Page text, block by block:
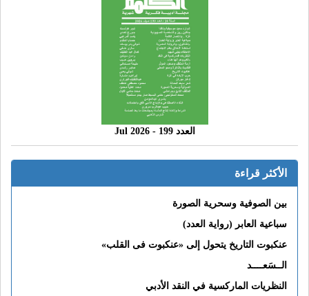
العدد 199 - 2026 Jul
الأكثر قراءة
بين الصوفية وسحرية الصورة
سباعية العابر (رواية العدد)
عنكبوت التاريخ يتحول إلى «عنكبوت فى القلب»
الــسَعــــد
النظريات الماركسية في النقد الأدبي